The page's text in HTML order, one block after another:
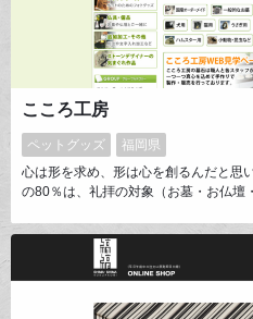
こころ工房
ペットグッズ
福岡県
心は形を求め、形は心を創るんだと思
の80％は、礼拝の対象（お墓・お仏壇
情操教育も含め、子供のお小遣いでも
形として残すことは、出来ない。と思
超えるお客様とのご縁を頂いたことに